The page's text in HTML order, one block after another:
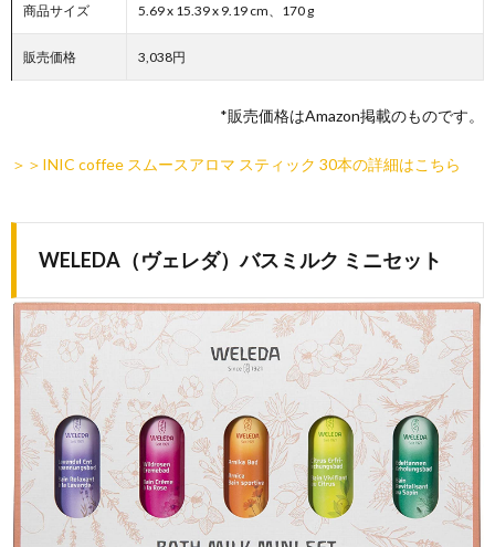
商品サイズ 5.69 x 15.39 x 9.19 cm、170 g
販売価格 3,038円
*販売価格はAmazon掲載のものです。
＞＞INIC coffee スムースアロマ スティック 30本の詳細はこちら
WELEDA（ヴェレダ）バスミルク ミニセット